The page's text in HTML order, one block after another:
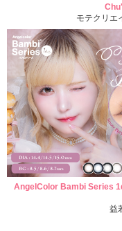
モテクリエ
AngelColor Bambi Series
益